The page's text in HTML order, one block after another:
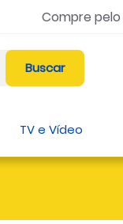
Compre pelo
TV e Vídeo